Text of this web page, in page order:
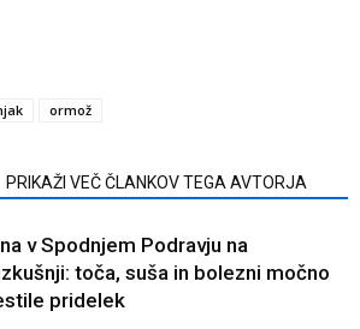
ormož
PRIKAŽI VEČ ČLANKOV TEGA AVTORJA
v Spodnjem Podravju na
toča, suša in bolezni močno
pridelek